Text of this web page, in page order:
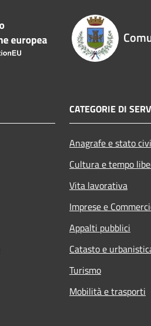
CATEGORIE DI
Anagrafe e stato
Cultura e tempo
Vita lavorativa
Imprese e
Appalti pubblici
Catasto e
Turismo
Mobilità e trasporti